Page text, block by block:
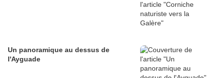
Un panoramique au dessus de
l'Ayguade